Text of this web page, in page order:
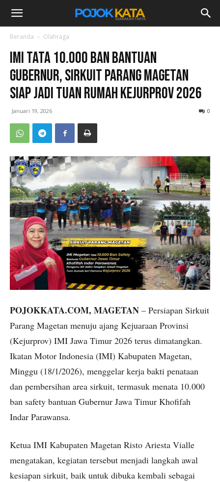
Beranda Olahraga
IMI Tata 10.000 Ban Bantuan
Gubernur, Sirkuit Parang Magetan
Siap Jadi Tuan Rumah Kejurprov 2026
Januari 19, 2026 0
POJOKKATA.COM, MAGETAN – Persiapan Sirkuit
Parang Magetan menuju ajang Kejuaraan Provinsi
(Kejurprov) IMI Jawa Timur 2026 terus dimatangkan.
Ikatan Motor Indonesia (IMI) Kabupaten Magetan,
Minggu (18/1/2026), menggelar kerja bakti penataan
dan pembersihan area sirkuit, termasuk menata 10.000
ban safety bantuan Gubernur Jawa Timur Khofifah
Indar Parawansa.
Ketua IMI Kabupaten Magetan Risto Ariesta Vialle
mengatakan, kegiatan tersebut menjadi langkah awal
kesiapan sirkuit, baik untuk dibuka kembali sebagai